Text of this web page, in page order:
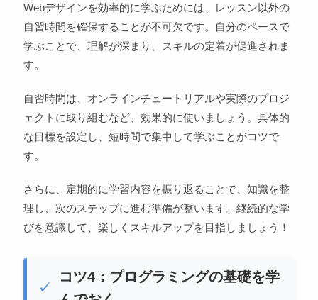
Webデザインを効率的に学ぶためには、レッスン以外の
自習時間を確保することが不可欠です。自分のペースで
学ぶことで、理解が深まり、スキルの定着が促進されま
す。
自習時間は、オンラインチュートリアルや実際のプロジ
ェクトに取り組むなど、効果的に使いましょう。具体的
な目標を設定し、短時間で集中して学ぶことがコツで
す。
さらに、定期的に学習内容を振り返ることで、知識を整
理し、次のステップに進む準備が整います。継続的な学
びを意識して、楽しくスキルアップを目指しましょう！
コツ4：プログラミングの基礎を学